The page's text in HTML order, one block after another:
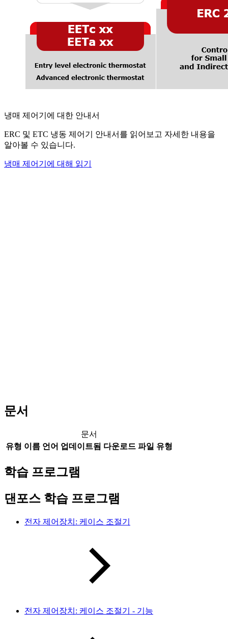
냉매 제어기에 대한 안내서
ERC 및 ETC 냉동 제어기 안내서를 읽어보고 자세한 내용을
알아볼 수 있습니다.
냉매 제어기에 대해 읽기
문서
문서
유형 이름 언어 업데이트됨 다운로드 파일 유형
학습 프로그램
댄포스 학습 프로그램
전자 제어장치: 케이스 조절기
전자 제어장치: 케이스 조절기 - 기능